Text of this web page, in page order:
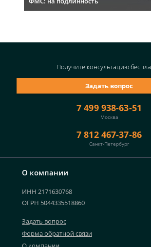
О компании
ИНН 2171630768
ОГРН 5044335518860
Задать вопрос
Форма обратной связи
7 499 938-63-51
Москва
7 812 467-37-86
Санкт-Петербург
Задать вопрос
Получите консультацию